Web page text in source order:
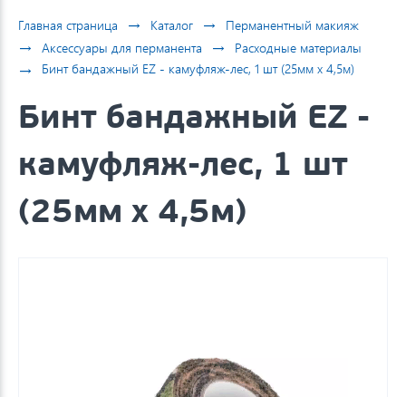
Главная страница → Каталог → Перманентный макияж
→ Аксессуары для перманента → Расходные материалы
→ Бинт бандажный EZ - камуфляж-лес, 1 шт (25мм х 4,5м)
Бинт бандажный EZ -
камуфляж-лес, 1 шт
(25мм х 4,5м)